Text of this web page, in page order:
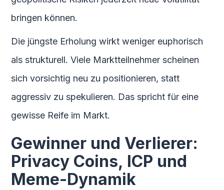
bringen können.
Die jüngste Erholung wirkt weniger euphorisch
als strukturell. Viele Marktteilnehmer scheinen
sich vorsichtig neu zu positionieren, statt
aggressiv zu spekulieren. Das spricht für eine
gewisse Reife im Markt.
Gewinner und Verlierer:
Privacy Coins, ICP und
Meme-Dynamik